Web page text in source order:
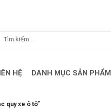
HỆ DANH MỤC SẢN PHẨM
quy xe ô tô”